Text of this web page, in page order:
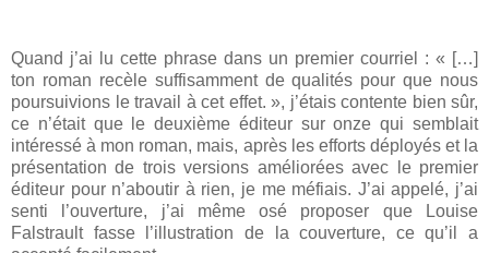
Quand j’ai lu cette phrase dans un premier courriel : « […]
ton roman recèle suffisamment de qualités pour que nous
poursuivions le travail à cet effet. », j’étais contente bien sûr,
ce n’était que le deuxième éditeur sur onze qui semblait
intéressé à mon roman, mais, après les efforts déployés et la
présentation de trois versions améliorées avec le premier
éditeur pour n’aboutir à rien, je me méfiais. J’ai appelé, j’ai
senti l’ouverture, j’ai même osé proposer que Louise
Falstrault fasse l’illustration de la couverture, ce qu’il a